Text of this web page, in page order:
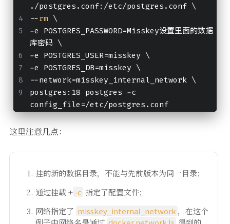
./postgres.conf:/etc/postgres.conf \
--rm \
-e POSTGRES_PASSWORD=Misskey设置里面的数据
库密码 \
-e POSTGRES_USER=misskey \
-e POSTGRES_DB=misskey \
--network=misskey_internal_network \
postgres:18 postgres -c
config_file=/etc/postgres.conf
这里注意几点：
挂的新的数据目录，不能与先前版本为同一目录；
通过挂载 +-c 指定了配置文件；
网络指定了 misskey_internal_network ，在这个